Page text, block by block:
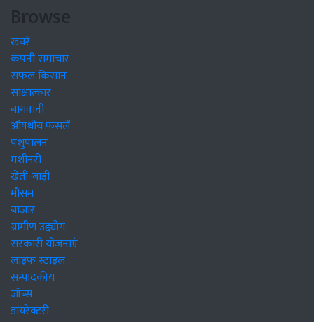
Browse
खबरें
कंपनी समाचार
सफल किसान
साक्षात्कार
बागवानी
औषधीय फसलें
पशुपालन
मशीनरी
खेती-बाड़ी
मौसम
बाजार
ग्रामीण उद्द्योग
सरकारी योजनाएं
लाइफ स्टाइल
सम्पादकीय
जॉब्स
डायरेक्टरी